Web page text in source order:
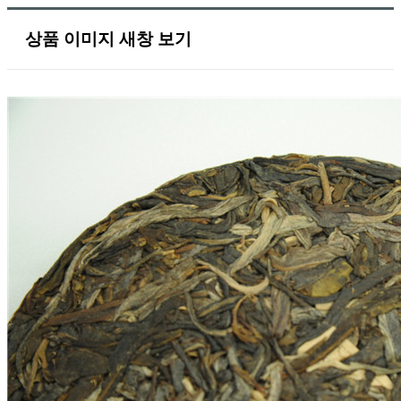
상품 이미지 새창 보기